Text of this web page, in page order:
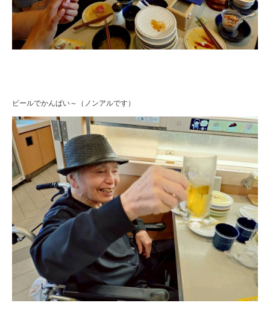
ビールでかんぱい～（ノンアルです）